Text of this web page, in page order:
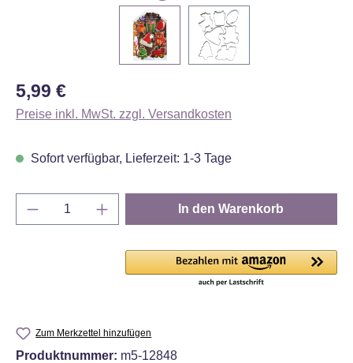
Regulärer Preis:
5,99 €
Preise inkl. MwSt. zzgl. Versandkosten
Sofort verfügbar, Lieferzeit: 1-3 Tage
Produkt Anzahl: Gib den gewünschten
In den Warenkorb
Zum Merkzettel hinzufügen
Produktnummer: m5-12848